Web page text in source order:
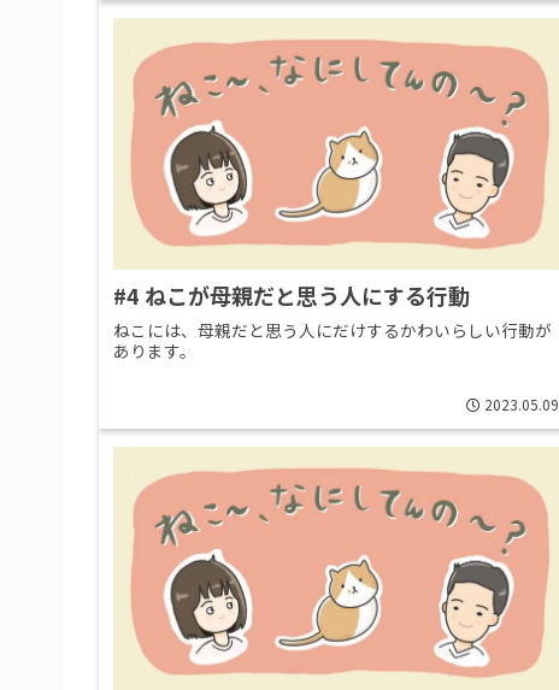
#4 ねこが母親だと思う人にする行動
ねこには、母親だと思う人にだけするかわいらしい行動が
あります。
2023.05.09